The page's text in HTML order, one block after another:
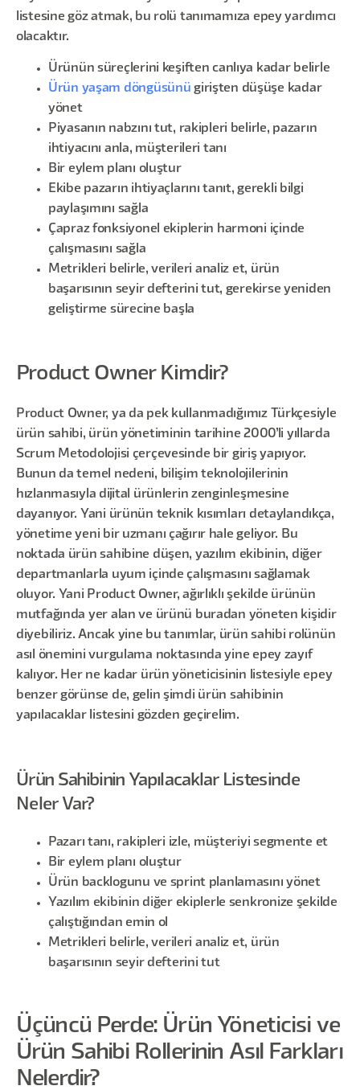
listesine göz atmak, bu rolü tanımamıza epey yardımcı
olacaktır.
Ürünün süreçlerini keşiften canlıya kadar belirle
Ürün yaşam döngüsünü girişten düşüşe kadar
yönet
Piyasanın nabzını tut, rakipleri belirle, pazarın
ihtiyacını anla, müşterileri tanı
Bir eylem planı oluştur
Ekibe pazarın ihtiyaçlarını tanıt, gerekli bilgi
paylaşımını sağla
Çapraz fonksiyonel ekiplerin harmoni içinde
çalışmasını sağla
Metrikleri belirle, verileri analiz et, ürün
başarısının seyir defterini tut, gerekirse yeniden
geliştirme sürecine başla
Product Owner Kimdir?
Product Owner, ya da pek kullanmadığımız Türkçesiyle
ürün sahibi, ürün yönetiminin tarihine 2000’li yıllarda
Scrum Metodolojisi çerçevesinde bir giriş yapıyor.
Bunun da temel nedeni, bilişim teknolojilerinin
hızlanmasıyla dijital ürünlerin zenginleşmesine
dayanıyor. Yani ürünün teknik kısımları detaylandıkça,
yönetime yeni bir uzmanı çağırır hale geliyor. Bu
noktada ürün sahibine düşen, yazılım ekibinin, diğer
departmanlarla uyum içinde çalışmasını sağlamak
oluyor. Yani Product Owner, ağırlıklı şekilde ürünün
mutfağında yer alan ve ürünü buradan yöneten kişidir
diyebiliriz. Ancak yine bu tanımlar, ürün sahibi rolünün
asıl önemini vurgulama noktasında yine epey zayıf
kalıyor. Her ne kadar ürün yöneticisinin listesiyle epey
benzer görünse de, gelin şimdi ürün sahibinin
yapılacaklar listesini gözden geçirelim.
Ürün Sahibinin Yapılacaklar Listesinde
Neler Var?
Pazarı tanı, rakipleri izle, müşteriyi segmente et
Bir eylem planı oluştur
Ürün backlogunu ve sprint planlamasını yönet
Yazılım ekibinin diğer ekiplerle senkronize şekilde
çalıştığından emin ol
Metrikleri belirle, verileri analiz et, ürün
başarısının seyir defterini tut
Üçüncü Perde: Ürün Yöneticisi ve
Ürün Sahibi Rollerinin Asıl Farkları
Nelerdir?